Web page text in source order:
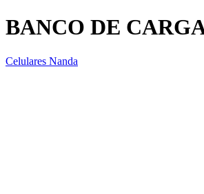
BANCO DE
Celulares Nanda